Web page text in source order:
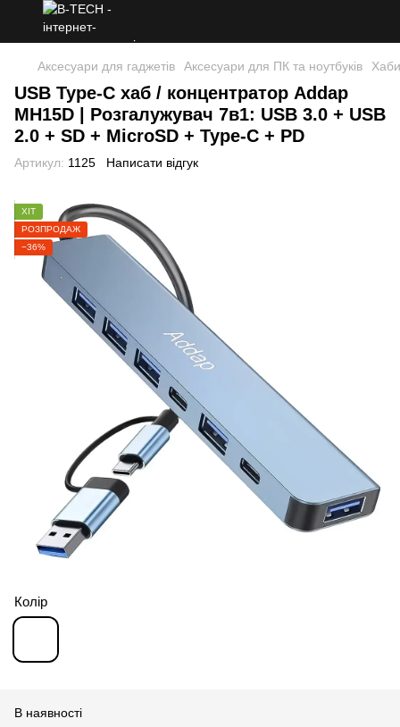
Аксесуари для гаджетів Аксесуари для ПК та ноутбуків Хаби
USB Type-C хаб / концентратор Addap
MH15D | Розгалужувач 7в1: USB 3.0 + USB
2.0 + SD + MicroSD + Type-C + PD
Артикул: 1125 Написати відгук
ХІТ
РОЗПРОДАЖ
−36%
Колір
В наявності